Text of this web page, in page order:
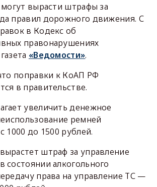
вырасти штрафы за
правил дорожного движения. С
в Кодекс об
правонарушениях
«Ведомости».
поправки к КоАП РФ
в правительстве.
увеличить денежное
ремней
1000 до 1500 рублей.
штраф за управление
состоянии алкогольного
права на управление ТС —